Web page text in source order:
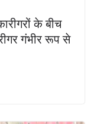
के बीच
गंभीर रूप से